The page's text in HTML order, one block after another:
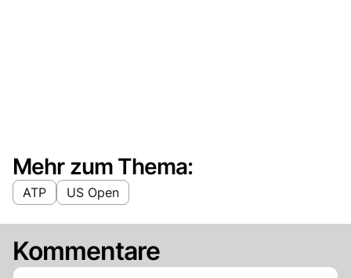
Mehr zum Thema:
ATP US Open
Kommentare